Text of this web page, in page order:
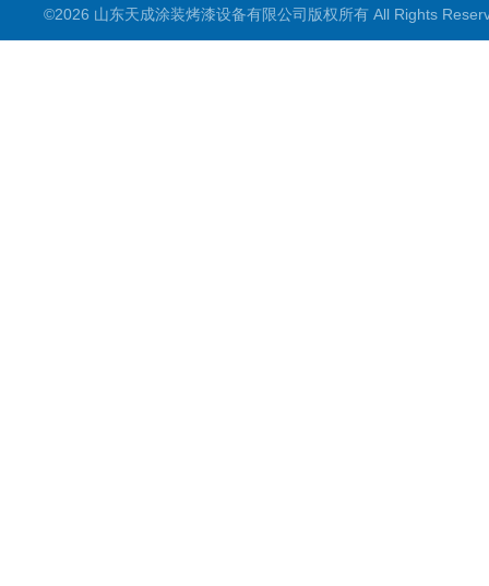
©2026 山东天成涂装烤漆设备有限公司版权所有 All Rights